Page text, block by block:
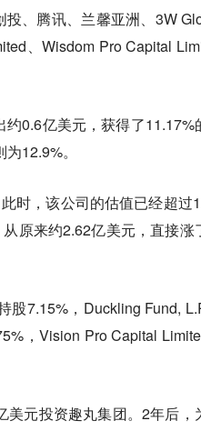
、腾讯、兰馨亚洲、3W
、Wisdom Pro Capital
0.6亿美元，获得了11.17%
12.9%。
时，该公司的估值已经超过
原来约2.62亿美元，直接涨
股7.15%，Duckling Fund,
，Vision Pro Capital
元投资趣丸集团。2年后，